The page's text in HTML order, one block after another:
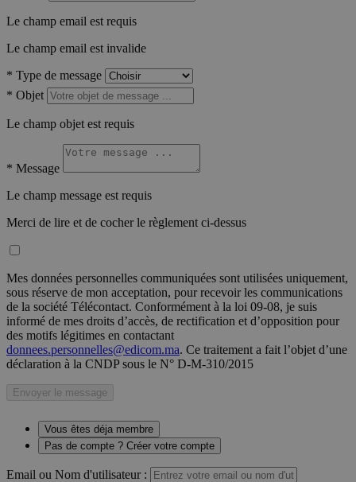
Le champ email est requis
Le champ email est invalide
* Type de message
* Objet
Le champ objet est requis
* Message
Le champ message est requis
Merci de lire et de cocher le règlement ci-dessus
Mes données personnelles communiquées sont utilisées uniquement,
sous réserve de mon acceptation, pour recevoir les communications
de la société Télécontact. Conformément à la loi 09-08, je suis
informé de mes droits d’accès, de rectification et d’opposition pour
des motifs légitimes en contactant
donnees.personnelles@edicom.ma. Ce traitement a fait l’objet d’une
déclaration à la CNDP sous le N° D-M-310/2015
Envoyer le message
Vous êtes déja membre
Pas de compte ? Créer votre compte
Email ou Nom d'utilisateur :